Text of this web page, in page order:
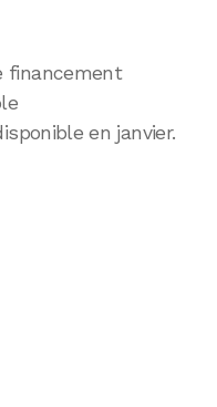
financement
en janvier.